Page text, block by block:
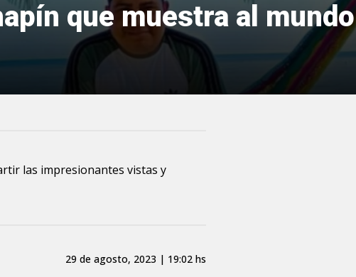
que muestra al
las impresionantes vistas y
29 de agosto, 2023 | 19:02 hs